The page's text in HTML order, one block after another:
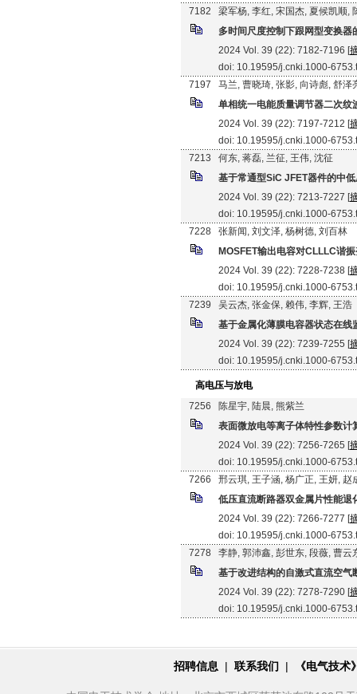
7182
梁军杨, 李红, 宋国杰, 夏候凯顺,
多时间尺度控制下跟网型变换
2024 Vol. 39 (22): 7182-7196 [
doi: 10.19595/j.cnki.1000-
7197
马兰, 曹晓琦, 张影, 向诗彪, 舒泽
单相统一电能质量调节器二次纹
2024 Vol. 39 (22): 7197-7212 [
doi: 10.19595/j.cnki.1000-
7213
何东, 蒋磊, 兰征, 王伟, 沈征
基于常通型SiC JFET器件的中
2024 Vol. 39 (22): 7213-7227 [
doi: 10.19595/j.cnki.1000-
7228
张新闻, 刘文泽, 杨树德, 刘百林
MOSFET输出电容对CLLLC谐
2024 Vol. 39 (22): 7228-7238 [
doi: 10.19595/j.cnki.1000-
7239
吴云杰, 张金保, 赖伟, 李辉, 王浩
基于金属化薄膜电容器状态在线
2024 Vol. 39 (22): 7239-7255 [
doi: 10.19595/j.cnki.1000-
高电压与放电
7256
陈星宇, 陆晨, 熊紫兰
表面微放电等离子体特性参数计
2024 Vol. 39 (22): 7256-7265 [
doi: 10.19595/j.cnki.1000-
7266
邢云琪, 王子涵, 杨广正, 王妍, 赵
低压直流断路器双金属片性能退
2024 Vol. 39 (22): 7266-7277 [
doi: 10.19595/j.cnki.1000-
7278
李静, 郭沛鑫, 彭世东, 段薇, 曹云
基于改进结构的自激式直流空气
2024 Vol. 39 (22): 7278-7290 [
doi: 10.19595/j.cnki.1000-
招聘信息 | 联系我们 | 《电气技